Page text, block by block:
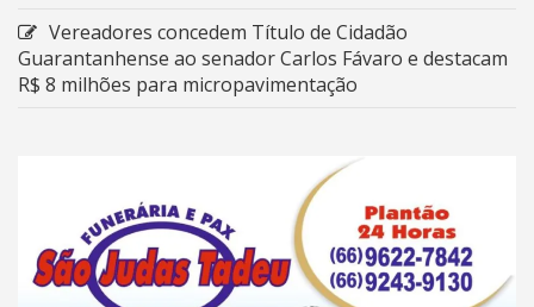
Vereadores concedem Título de Cidadão
Guarantanhense ao senador Carlos Fávaro e destacam
R$ 8 milhões para micropavimentação